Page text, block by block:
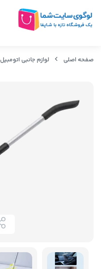
صفحه اصلی لوازم جانبی اتومبیل